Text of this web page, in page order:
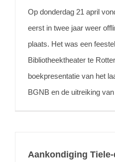
Op donderdag 21 april
eerst in twee jaar weer
plaats. Het was een
Bibliotheektheater te
boekpresentatie van het
BGNB en de uitreiking
Aankondiging Tiele-